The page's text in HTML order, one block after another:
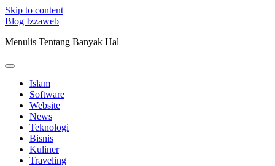
Skip to content
Blog Izzaweb
Menulis Tentang Banyak Hal
Islam
Software
Website
News
Teknologi
Bisnis
Kuliner
Traveling